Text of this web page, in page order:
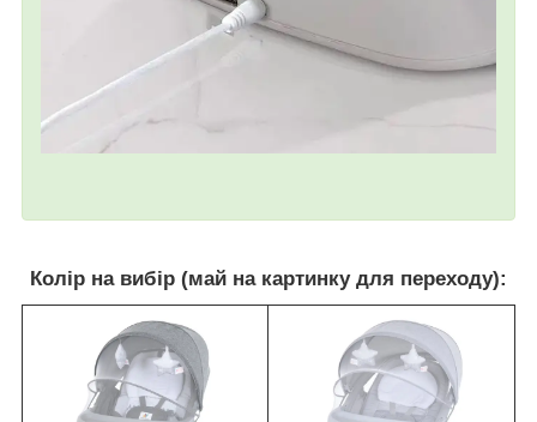
Колір на вибір (май на картинку для переходу):